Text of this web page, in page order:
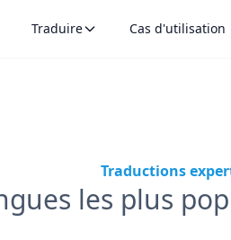
Traduire Cas d'utilisation
Traductions
les plus